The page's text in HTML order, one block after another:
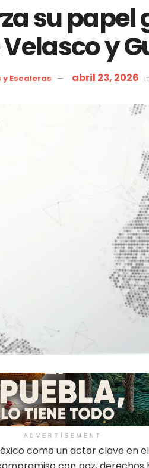
su
y
Escaleras abril 23, 2026
ADVERTISEMENT
como un actor clave en